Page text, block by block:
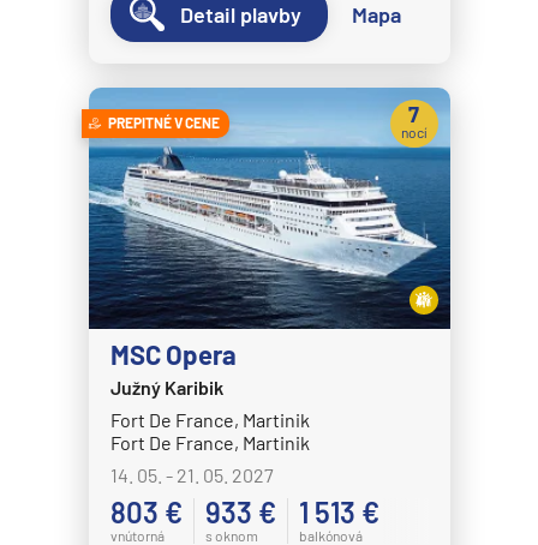
Queen Mary 2
Queen Victoria
Disney Cruise Line
Disney Adventure
Disney Destiny
Disney Dream
Disney Fantasy
Disney Magic
Disney Treasure
Disney Wish
Disney Wonder
Explora Journeys
Explora I
Detail plavby Mapa
PREPITNÉ V CENE
MSC Opera
Južný Karibik
Fort De France, Martinik
Fort De France, Martinik
14. 05. - 21. 05. 2027
803 €
vnútorná
933 €
s oknom
1 513 €
balkónová
7
nocí